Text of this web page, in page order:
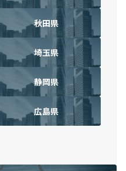
秋田県
埼玉県
静岡県
広島県